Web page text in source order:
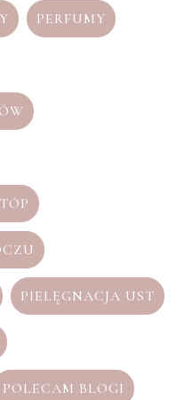
PERFUMY
PIELĘGNACJA UST
POLECAM BLOGI